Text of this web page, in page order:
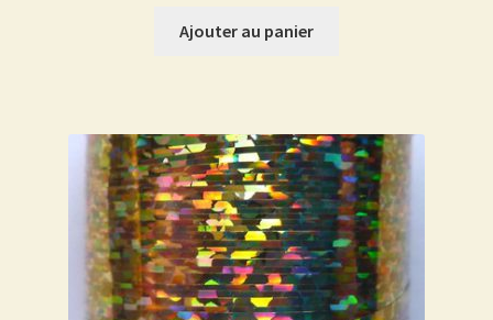
Ajouter au panier